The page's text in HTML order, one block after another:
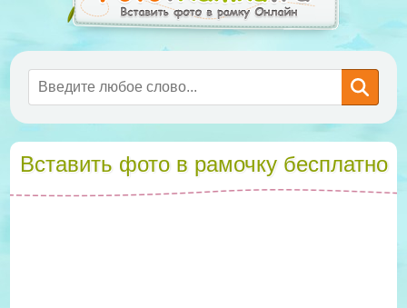
Вставить фото в рамочку бесплатно